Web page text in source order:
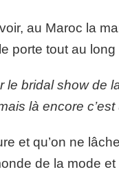
au Maroc la
porte tout au
bridal show de
là encore
et qu’on ne
de la mode